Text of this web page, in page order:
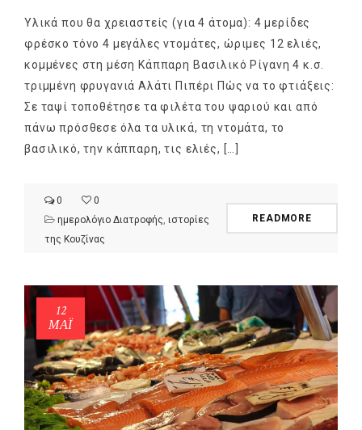
Υλικά που θα χρειαστείς (για 4 άτομα): 4 μερίδες
φρέσκο τόνο 4 μεγάλες ντομάτες, ώριμες 12 ελιές,
κομμένες στη μέση Κάππαρη Βασιλικό Ρίγανη 4 κ.σ.
τριμμένη φρυγανιά Αλάτι Πιπέρι Πώς να το φτιάξεις:
Σε ταψί τοποθέτησε τα φιλέτα του ψαριού και από
πάνω πρόσθεσε όλα τα υλικά, τη ντομάτα, το
βασιλικό, την κάππαρη, τις ελιές, […]
0
0
ημερολόγιο Διατροφής ιστορίες
της Κουζίνας
READMORE
12
ΜΑΪ́